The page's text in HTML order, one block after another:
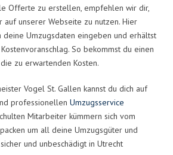
Offerte zu erstellen, empfehlen wir dir,
auf unserer Webseite zu nutzen. Hier
deine Umzugsdaten eingeben und erhältst
So bekommst du einen
zu erwartenden Kosten.
Vogel St. Gallen kannst du dich auf
professionellen Umzugsservice
Mitarbeiter kümmern sich vom
um all deine Umzugsgüter und
und unbeschädigt in Utrecht